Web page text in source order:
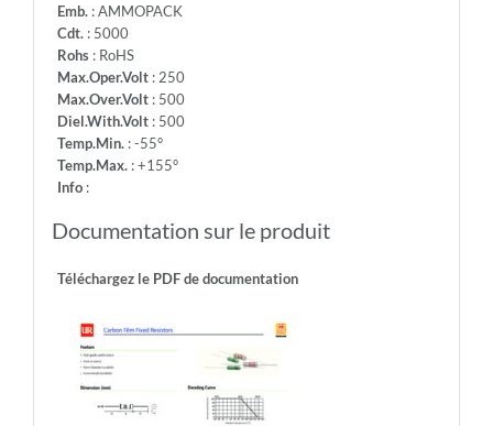
Emb.: AMMOPACK
Cdt.: 5000
Rohs: RoHS
Max.Oper.Volt: 250
Max.Over.Volt: 500
Diel.With.Volt: 500
Temp.Min.: -55°
Temp.Max.: +155°
Info:
Documentation sur le produit
Téléchargez le PDF de documentation